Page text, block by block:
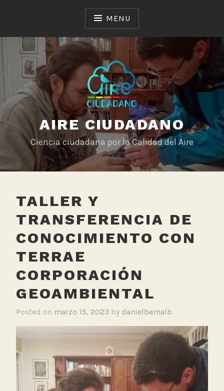
MENU
AIRE CIUDADANO
Ciencia ciudadana por la Calidad del Aire
TALLER Y
TRANSFERENCIA DE
CONOCIMIENTO CON
TERRAE
CORPORACIÓN
GEOAMBIENTAL
Posted on marzo 15, 2023 by danielbernalb